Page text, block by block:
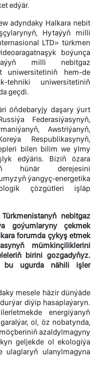
edýär.
adyndaky Halkara nebit
Hytaýyň milli
LTD» türkmen
boýunça
milli nebitgaz
uniwersitetiniň hem-de
tehniki uniwersitetiniň
geçdi.
öňdebaryjy daşary ýurt
Federasiýasynyň,
Awstriýanyň,
Respublikasynyň,
bilen bilim we ylmy
edýäris. Biziň özara
hünär derejesini
ýangyç-energetika
çözgütleri işläp
nebitgaz
goýumlaryny çekmek
forumda çykyş etmek
mümkinçiliklerini
birini gozgadyňyz.
bu ugurda nähili işler
mesele häzir dünýäde
diýip hasaplaýaryn.
energiýanyň
ol, öz nobatynda,
azaldylmagyny
geljekde ol ekologiýa
ulaglaryň ulanylmagyna